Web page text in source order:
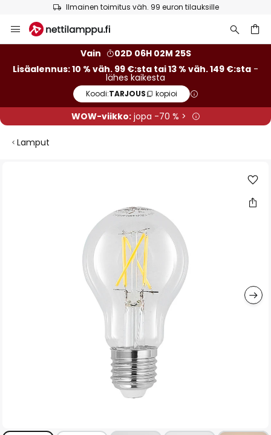
Ilmainen toimitus väh. 99 euron tilauksille
to
Vain
02D 06H 02M 25S
Lisäalennus: 10 % väh. 99 €:sta tai 13 % väh. 149 €:sta -
lähes kaikesta
Koodi:TARJOUS kopioi
WOW-viikko:jopa -70 % >
Lamput